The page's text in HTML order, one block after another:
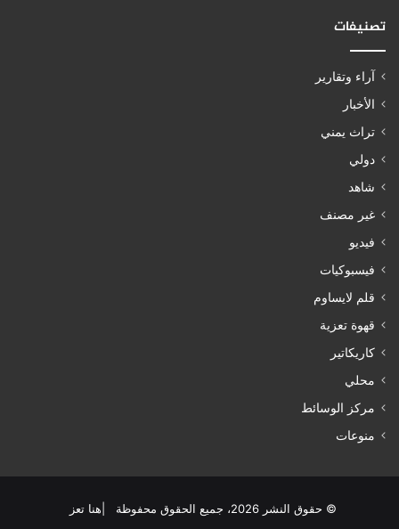
تصنيفات
آراء وتقارير
الأخبار
تراث يمني
دولي
شاهد
غير مصنف
فيديو
فيسبوكيات
قلم لايساوم
قهوة تعزية
كاريكاتير
محلي
مركز الوسائط
منوعات
© حقوق النشر 2026، جميع الحقوق محفوظة |هنا تعز